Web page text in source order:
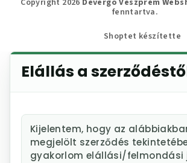
Copyright 2026 Devergo Veszprém
fenntartva.
Shoptet készítette
Elállás a
Kijelentem, hogy az
megjelölt szerződés
gyakorlom elállási/felmondási